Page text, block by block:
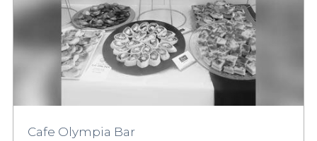
Cafe Olympia Bar